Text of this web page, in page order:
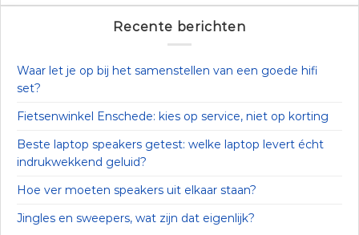
Recente berichten
Waar let je op bij het samenstellen van een goede hifi
set?
Fietsenwinkel Enschede: kies op service, niet op korting
Beste laptop speakers getest: welke laptop levert écht
indrukwekkend geluid?
Hoe ver moeten speakers uit elkaar staan?
Jingles en sweepers, wat zijn dat eigenlijk?